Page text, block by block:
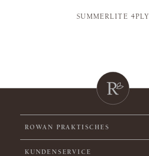
SUMMERLITE 4PLY
ROWAN PRAKTISCHES
KUNDENSERVICE